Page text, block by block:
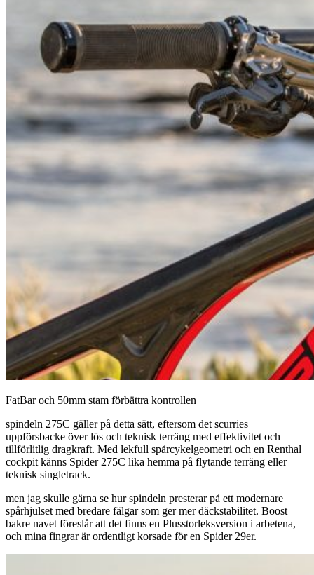
FatBar och 50mm stam förbättra kontrollen
spindeln 275C gäller på detta sätt, eftersom det scurries
uppförsbacke över lös och teknisk terräng med effektivitet och
tillförlitlig dragkraft. Med lekfull spårcykelgeometri och en Renthal
cockpit känns Spider 275C lika hemma på flytande terräng eller
teknisk singletrack.
men jag skulle gärna se hur spindeln presterar på ett modernare
spårhjulset med bredare fälgar som ger mer däckstabilitet. Boost
bakre navet föreslår att det finns en Plusstorleksversion i arbetena,
och mina fingrar är ordentligt korsade för en Spider 29er.